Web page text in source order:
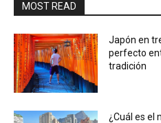
MOST READ
Japón en
perfecto
tradición
¿Cuál es el